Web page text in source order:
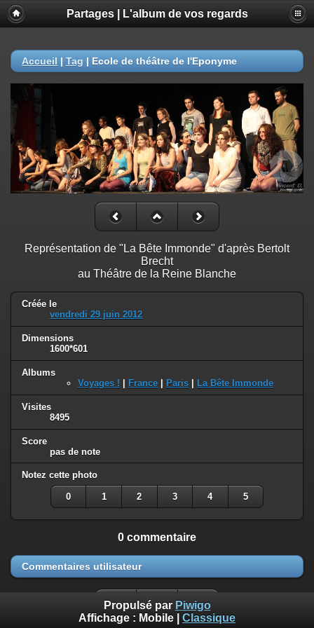
Partages | L'album de vos regards
Accueil | Tag | Ecole de théâtre de l'Eponyme
Représentation de "La Bête Immonde" d'après Bertolt
Brecht
au Théâtre de la Reine Blanche
Créée le
vendredi 29 juin 2012
Dimensions
1600*601
Albums
Voyages ! | France | Paris | La Bête Immonde
Visites
8495
Score
pas de note
Notez cette photo
0 1 2 3 4 5
0 commentaire
Commentaires utilisateur
Propulsé par Piwigo
Affichage : Mobile Classique